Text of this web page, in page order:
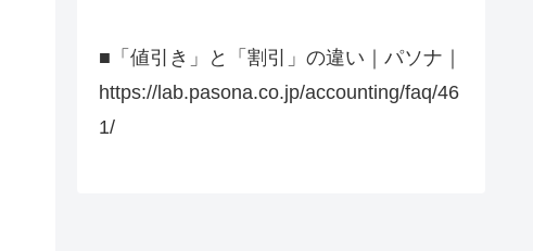
■「値引き」と「割引」の違い｜パソナ｜
https://lab.pasona.co.jp/accounting/faq/46
1/